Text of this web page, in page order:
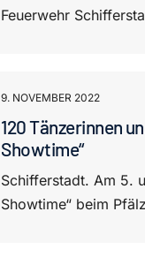
Feuerwehr
9. NOVEMBER 2022
120 Tänzerinnen
Showtime“
Schifferstadt. Am 5.
Showtime“ beim